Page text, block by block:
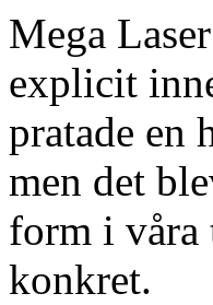
Mega
explicit
pratade en
men det
form i
konkret.